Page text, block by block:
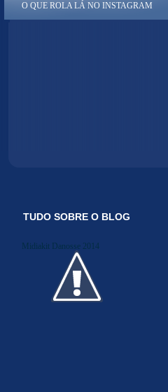
O QUE ROLA LÁ NO INSTAGRAM
TUDO SOBRE O BLOG
Midiakit Danosse 2014